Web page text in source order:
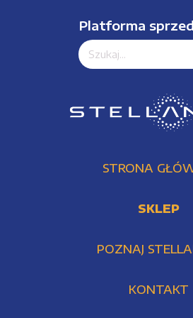
Platforma
STRONA
SKLEP
POZNAJ
KONTAKT